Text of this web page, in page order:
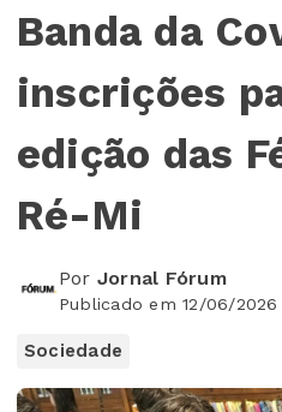
Banda da
inscrições
edição das
Ré-Mi
Por Jornal Fórum
Publicado em 12/06/2026
Sociedade